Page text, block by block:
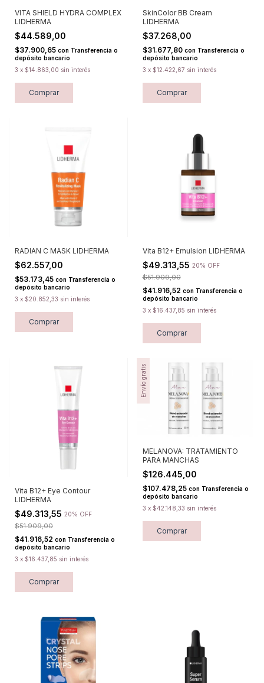
VITA SHIELD HYDRA COMPLEX
LIDHERMA
$44.589,00
$37.900,65 con Transferencia o
depósito bancario
3 x $14.863,00 sin interés
Comprar
SkinColor BB Cream
LIDHERMA
$37.268,00
$31.677,80 con Transferencia o
depósito bancario
3 x $12.422,67 sin interés
Comprar
RADIAN C MASK LIDHERMA
$62.557,00
$53.173,45 con Transferencia o
depósito bancario
3 x $20.852,33 sin interés
Comprar
Vita B12+ Emulsion LIDHERMA
$49.313,55 20% OFF
$51.909,00
$41.916,52 con Transferencia o
depósito bancario
3 x $16.437,85 sin interés
Comprar
Vita B12+ Eye Contour
LIDHERMA
$49.313,55 20% OFF
$51.909,00
$41.916,52 con Transferencia o
depósito bancario
3 x $16.437,85 sin interés
Comprar
Envío gratis
MELANOVA: TRATAMIENTO
PARA MANCHAS
$126.445,00
$107.478,25 con Transferencia o
depósito bancario
3 x $42.148,33 sin interés